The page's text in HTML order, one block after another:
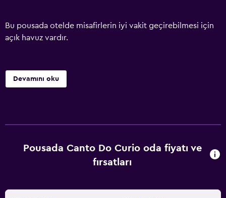
Bu pousada otelde misafirlerin iyi vakit geçirebilmesi için
açık havuz vardır.
Devamını oku
Pousada Canto Do Curio oda fiyatı ve
fırsatları